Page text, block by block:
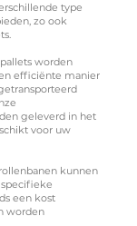
type
zo ook
worden
efficiënte manier
geleverd in het
voor uw
kunnen
een kost
worden